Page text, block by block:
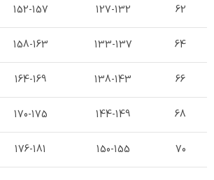
62
127-132
152-157
64
133-137
158-163
66
138-143
164-169
68
144-149
170-175
70
150-155
176-181